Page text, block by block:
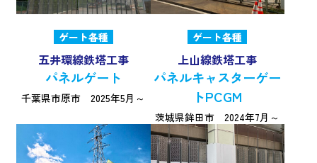
ゲート各種
五井環線鉄塔工事
パネルゲート
千葉県市原市 2025年5月～
ゲート各種
上山線鉄塔工事
パネルキャスターゲー
トPCGM
茨城県鉾田市 2024年7月～